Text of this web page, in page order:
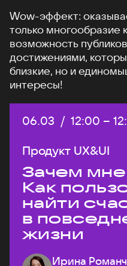
Wow-эффект:
только многообразие
возможность
достижениями,
близкие, но и
интересы!
Дата:
06.03 / Начало:
12:00 –
Продукт UX&UI
Зачем
Как
найти
в
жизни
Ирина